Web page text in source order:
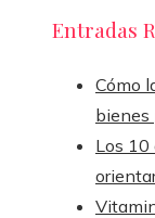
Entradas
Cómo
bienes
Los 10